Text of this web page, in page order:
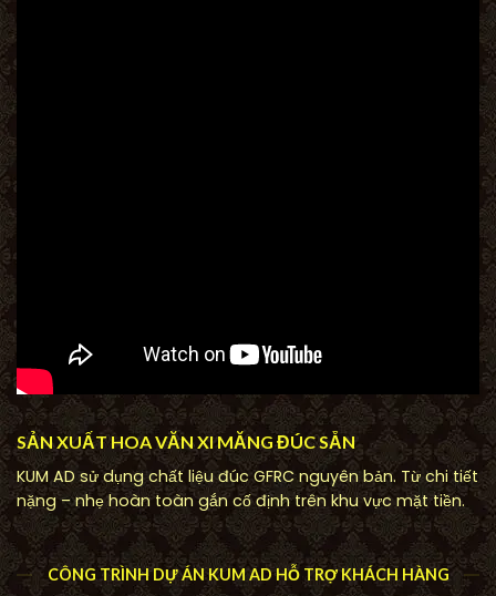
SẢN XUẤT HOA VĂN XI MĂNG ĐÚC SẴN
KUM AD sử dụng chất liệu đúc GFRC nguyên bản. Từ chi tiết
nặng – nhẹ hoàn toàn gắn cố định trên khu vực mặt tiền.
CÔNG TRÌNH DỰ ÁN KUM AD HỖ TRỢ KHÁCH HÀNG